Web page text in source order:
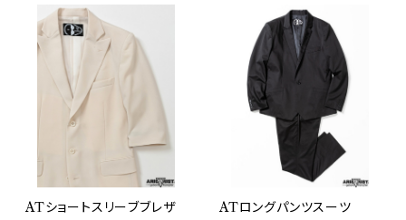
ATショートスリーブブレザ
ATロングパンツスーツ